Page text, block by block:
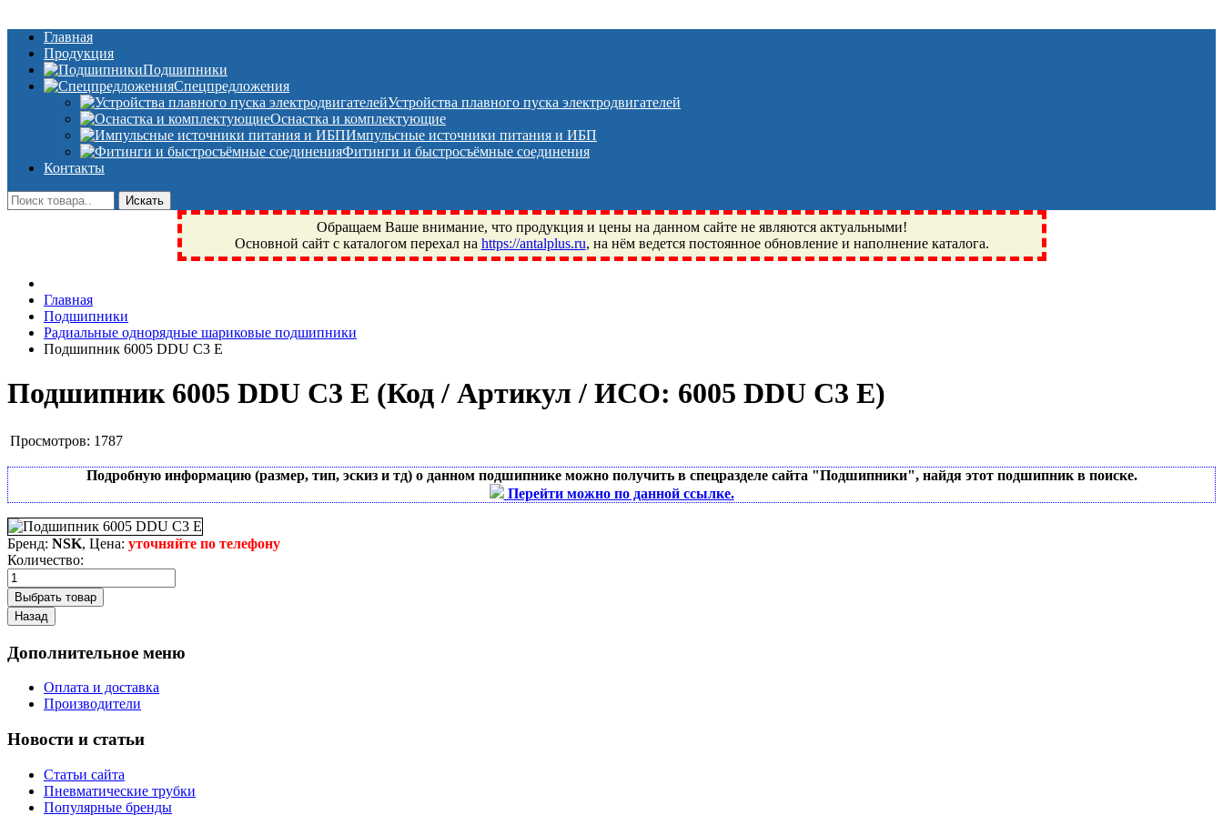
Главная
Продукция
Подшипники
Спецпредложения
Устройства плавного пуска электродвигателей
Оснастка и комплектующие
Импульсные источники питания и ИБП
Фитинги и быстросъёмные соединения
Контакты
Обращаем Ваше внимание, что продукция и цены на данном сайте не являются актуальными!
Основной сайт с каталогом перехал на https://antalplus.ru, на нём ведется постоянное обновление и наполнение каталога.
Фрязино, Антал+, плюс, Свердловский, Загорянский, Юбилейный, Щелково, Москва, Пушкино, Королёв, Балашиха, Фряново, Монино, Ивантеевка, подшипники, пневматика, метизы,
техника, сварочные аппараты, NIS, NSK, JED, KPT, NXZ, ГПЗ, Neutral, WHX, ZWZ, CRAFT, СПЗ-4, NECTECH, KG, LQY, DPI, BSN, SPZ, РФ, BMZ, ХАРП, CX, РОЛТОМ, APZ, FBJ, KYK,
NTN, SKF, купить, заказать
Главная
Подшипники
Радиальные однорядные шариковые подшипники
Подшипник 6005 DDU C3 E
Подшипник 6005 DDU C3 E (Код / Артикул / ИСО: 6005 DDU C3 E)
Просмотров: 1787
Подробную информацию (размер, тип, эскиз и тд) о данном подшипнике можно получить в спецразделе сайта "Подшипники", найдя этот подшипник в поиске.
Перейти можно по данной ссылке.
Бренд: NSK, Цена: уточняйте по телефону
Количество:
Дополнительное меню
Оплата и доставка
Производители
Новости и статьи
Статьи сайта
Пневматические трубки
Популярные бренды